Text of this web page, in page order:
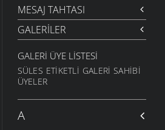
MESAJ TAHTASI
GALERILER
GALERI ÜYE LISTESI
SÜLES ETIKETLI GALERI SAHIBI
ÜYELER
A